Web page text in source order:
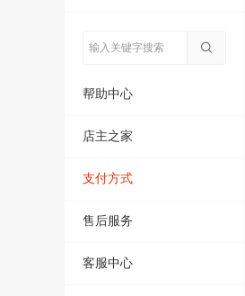
帮助中心
店主之家
支付方式
售后服务
客服中心